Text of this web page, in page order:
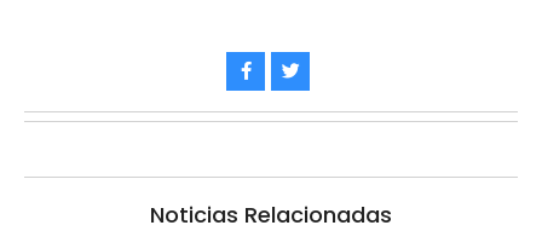
Noticias Relacionadas